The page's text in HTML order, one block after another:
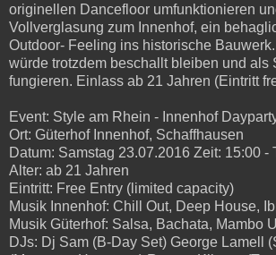
originellen Dancefloor umfunktionieren
Vollverglasung zum Innenhof, ein
Outdoor- Feeling ins historische
würde trotzdem beschallt bleiben und als
fungieren. Einlass ab 21 Jahren (Eintritt
Event: Style am Rhein - Innenhof
Ort: Güterhof Innenhof, Schaffhausen
Datum: Samstag 23.07.2016 Zeit: 15:00 -
Alter: ab 21 Jahren
Eintritt: Free Entry (limited capacity)
Musik Innenhof: Chill Out, Deep House,
Musik Güterhof: Salsa, Bachata, Mambo
DJs: Dj Sam (B-Day Set) George Lamell